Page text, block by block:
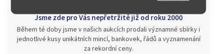
Jsme zde pro Vás nepřetržitě již od roku 2000
Během té doby jsme v našich aukcích prodali významné sbírky i
jednotlivé kusy unikátních mincí, bankovek, řádů a vyznamenání
za rekordní ceny.